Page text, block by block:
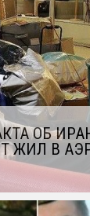
ОБ
ЖИЛ В